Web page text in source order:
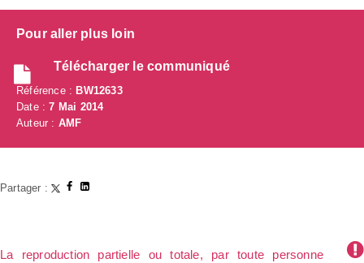
Pour aller plus loin
Télécharger le communiqué
Référence : BW12633
Date :7 Mai 2014
Auteur : AMF
Partager :
La reproduction partielle ou totale, par toute personne